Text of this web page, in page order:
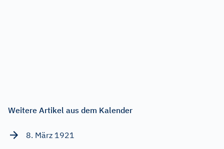
Weitere Artikel aus dem Kalender
8. März 1921